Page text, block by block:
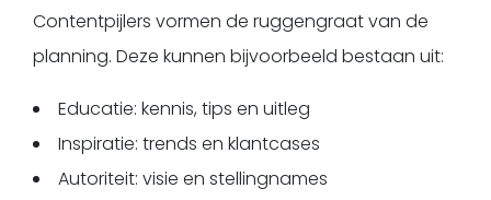
Contentpijlers vormen de ruggengraat van de
planning. Deze kunnen bijvoorbeeld bestaan uit:
Educatie: kennis, tips en uitleg
Inspiratie: trends en klantcases
Autoriteit: visie en stellingnames